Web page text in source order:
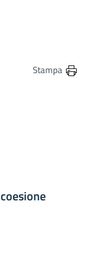
Facebook
su Twitter
pagina su Linkedin
questa pagina via
Stampa